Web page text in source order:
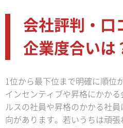
会社評判・口
企業度合いは
1位から最下位まで明確に順位
インセンティブや昇格にかか
ルスの社員や昇格のかかる社
向があります。若いうちは頑